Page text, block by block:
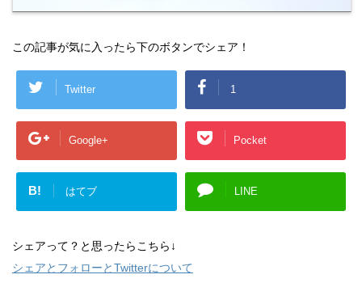
この記事が気に入ったら下のボタンでシェア！
Twitter 1
Google+ Pocket
B! はてブ LINE
シェアって？と思ったらこちら↓
シェアとフォローとTwitterについて